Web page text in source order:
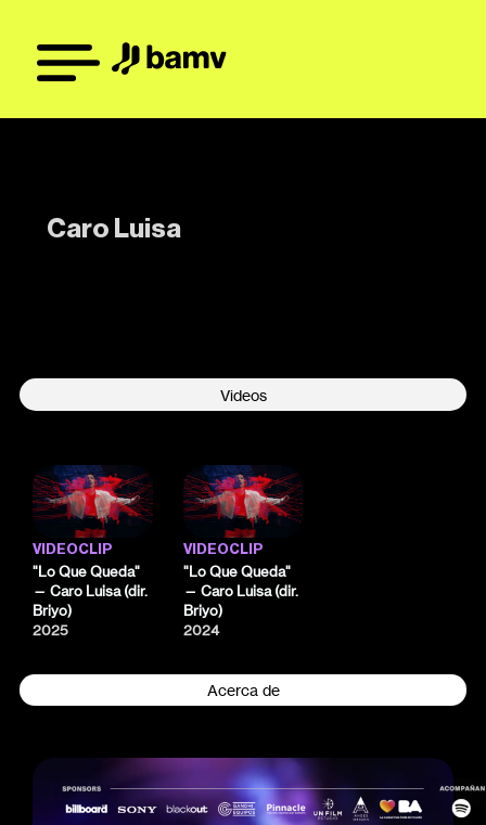
Caro Luisa
Videos
Acerca de
VIDEOCLIP
"Lo Que Queda"
— Caro Luisa (dir.
Briyo)
2025
VIDEOCLIP
"Lo Que Queda"
— Caro Luisa (dir.
Briyo)
2024